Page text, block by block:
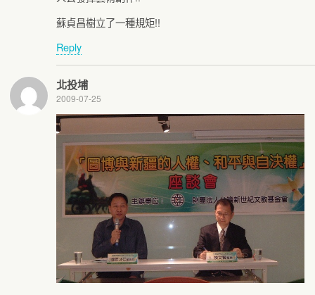
蘇貞昌樹立了一種規矩!!
Reply
北投埔
2009-07-25